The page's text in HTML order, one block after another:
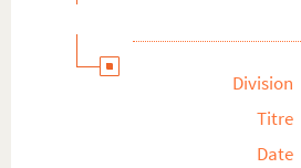
de Humbert de Corgenon
de Thoire et de Villars, et le
de la seigneurie de Corlier en Bugey
de Savoie et les seigneurs de Berne
Savoye, sur l'autorité du sieur
Division
Titre
Date